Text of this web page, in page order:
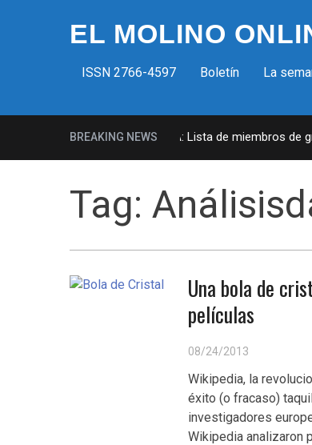
EL MOLINO
ISSN 2766-4597 Boletín La
BREAKING NEWS
Milicias fascistas en EUA: Lista de miembros de
Tag:
Una bola de
películas
08/24/2013
Wikipedia, la
éxito (o fracaso)
investigadores
Wikipedia analizaron